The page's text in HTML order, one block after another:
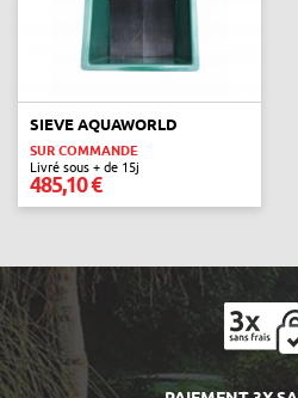
SIEVE AQUAWORLD
SUR COMMANDE
Livré sous + de 15j
485,10 €